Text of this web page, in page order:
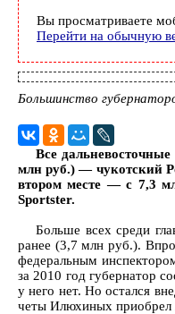
Вы просматриваете
Перейти на обычную
Большинство
Все
млн руб.) — чукотский
втором месте — с 7,3
Sportster.
Больше всех среди
ранее (3,7 млн руб.).
федеральным
за 2010 год губернатор
у него нет. Но остался
четы Илюхиных